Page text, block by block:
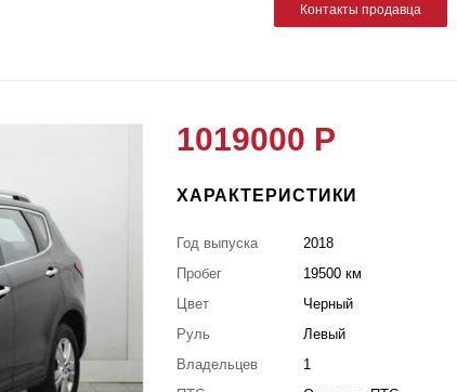
Контакты продавца
1019000 Р
ХАРАКТЕРИСТИКИ
Год выпуска
2018
Пробег
19500 км
Цвет
Черный
Руль
Левый
Владельцев
1